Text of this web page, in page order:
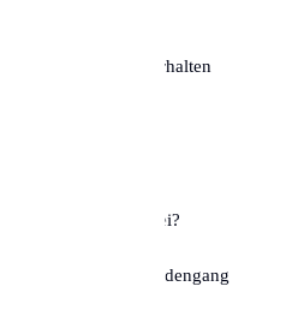
vom Vermieter erhalten
im Original
dabei?
Zeit für den Behördengang